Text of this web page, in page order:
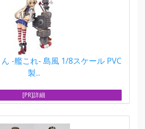
-艦これ- 島風 1/8スケール PVC
製...
[PR]詳細